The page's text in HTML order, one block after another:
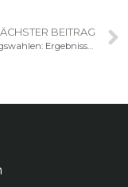
BEITRAG
Erneuerungswahlen: Ergebnisse des 1. Wahlgangs und Ankündigung des 2. Wahlgangs